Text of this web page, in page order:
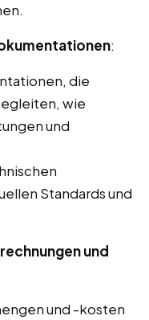
:
die
wie
und
Standards und
und
und -kosten